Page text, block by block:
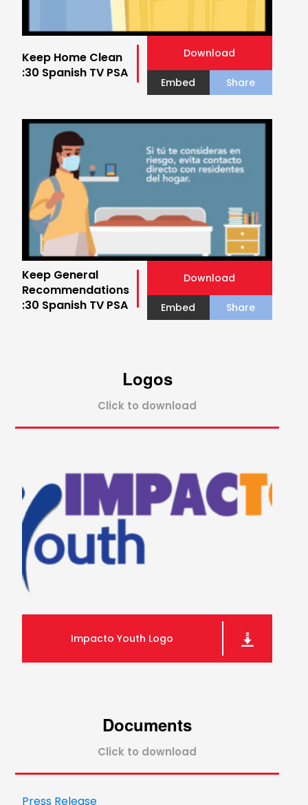
Keep Home Clean
:30 Spanish TV PSA
Download
Embed Share
Keep General
Recommendations
:30 Spanish TV PSA
Download
Embed Share
Logos
Click to download
Impacto Youth Logo
Documents
Click to download
Press Release